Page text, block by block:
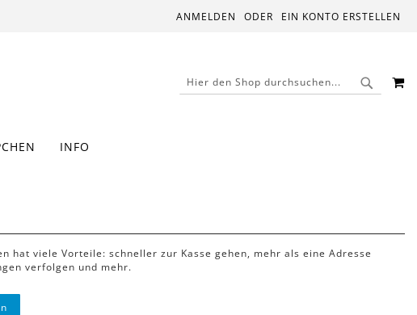
ANMELDEN EIN KONTO ERSTELLEN
SUCHE
INFO
hat viele Vorteile: schneller zur Kasse gehen, mehr als eine Adresse
verfolgen und mehr.